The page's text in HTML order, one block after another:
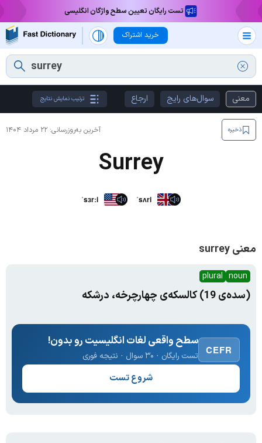
تست رایگان تعیین سطح واژگان انگلیسی
خرید اشتراک
معنی سوال‌های رایج ارجاع ترتیب نمایش نتایج
آخرین به‌روزرسانی: ۲۲ مرداد ۱۴۰۴ ذخیره
Surrey
ˈsɜrːi ˈsʌri
معنی surrey
noun
plural
(سده‌ی 19) کالسکه‌ی چهارچرخه، درشکه
CEFR
سطح واقعی لغات انگلیسیت رو بدون!
تست رایگان · ۳۰ سوال · نتیجه فوری
شروع تست